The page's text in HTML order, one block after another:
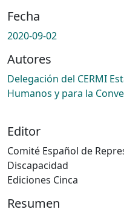
Fecha
2020-09-02
Autores
Delegación del CERMI
Humanos y para la
Editor
Comité Español de
Discapacidad
Ediciones Cinca
Resumen